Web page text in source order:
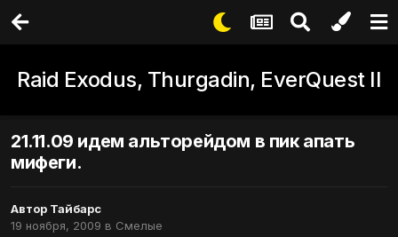
Raid Exodus, Thurgadin, EverQuest II
21.11.09 идем альторейдом в пик апать
мифеги.
Автор Тайбарс
19 ноября, 2009 в Смелые